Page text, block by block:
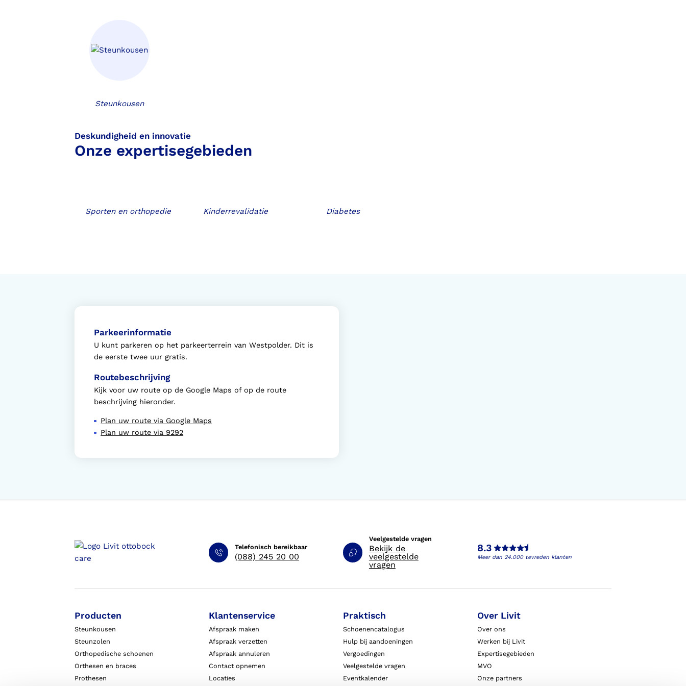
Steunkousen
Deskundigheid en innovatie
Onze expertisegebieden
Sporten en orthopedie Kinderrevalidatie Diabetes
Parkeerinformatie
U kunt parkeren op het parkeerterrein van Westpolder. Dit is
de eerste twee uur gratis.
Routebeschrijving
Kijk voor uw route op de Google Maps of op de route
beschrijving hieronder.
Plan uw route via Google Maps
Plan uw route via 9292
Telefonisch bereikbaar
(088) 245 20 00
Veelgestelde vragen
Bekijk de
veelgestelde
vragen
8.3
Meer dan 24.000 tevreden klanten
Producten
Steunkousen
Steunzolen
Orthopedische schoenen
Orthesen en braces
Prothesen
Klantenservice
Afspraak maken
Afspraak verzetten
Afspraak annuleren
Contact opnemen
Locaties
Praktisch
Schoenencatalogus
Hulp bij aandoeningen
Vergoedingen
Veelgestelde vragen
Eventkalender
Over Livit
Over ons
Werken bij Livit
Expertisegebieden
MVO
Onze partners